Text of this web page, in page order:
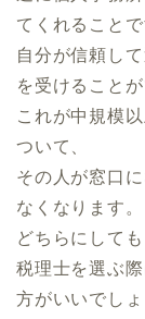
てくれることで
自分が信頼し
を受けることが
これが中規模
ついて、
その人が窓口
なくなります。
どちらにして
税理士を選ぶ
方がいいでしょ